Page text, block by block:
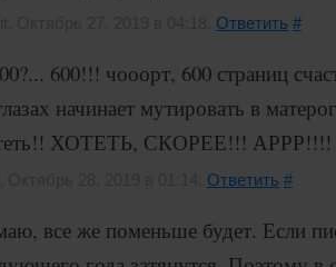
Ответить #
600!!! чооорт, 600 страниц
начинает мутировать в
ХОТЕТЬ, СКОРЕЕ!!!
Ответить #
все же поменьше будет. Если